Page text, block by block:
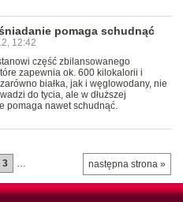
pomaga schudnąć
12:42
część zbilansowanego
zapewnia ok. 600 kilokalorii i
białka, jak i węglowodany, nie
do tycia, ale w dłuższej
pomaga nawet schudnąć.
następna strona »
3 …